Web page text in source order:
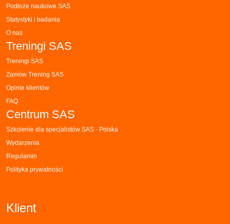
Podłoże naukowe SAS
Statystyki i badania
O nas
Treningi SAS
Treningi SAS
Zamów Trening SAS
Opinie klientów
FAQ
Centrum SAS
Szkolenie dla specjalistów SAS - Polska
Wydarzenia
Regulamin
Polityka prywatności
Klient